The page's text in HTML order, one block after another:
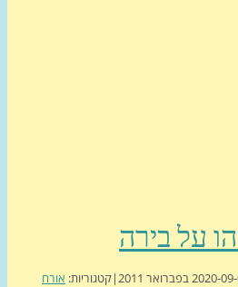
|קטגוריות:אורח